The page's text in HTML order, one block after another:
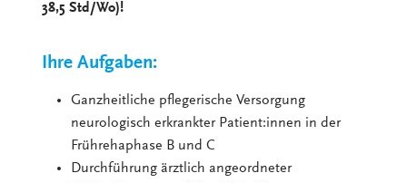
38,5 Std/Wo)!
Ihre Aufgaben:
Ganzheitliche pflegerische Versorgung
neurologisch erkrankter Patient:innen in der
Frührehaphase B und C
Durchführung ärztlich angeordneter